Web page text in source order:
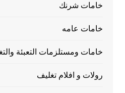
خامات شرنك
خامات عامه
خامات ومستلزمات التعبئة
رولات و افلام تغليف